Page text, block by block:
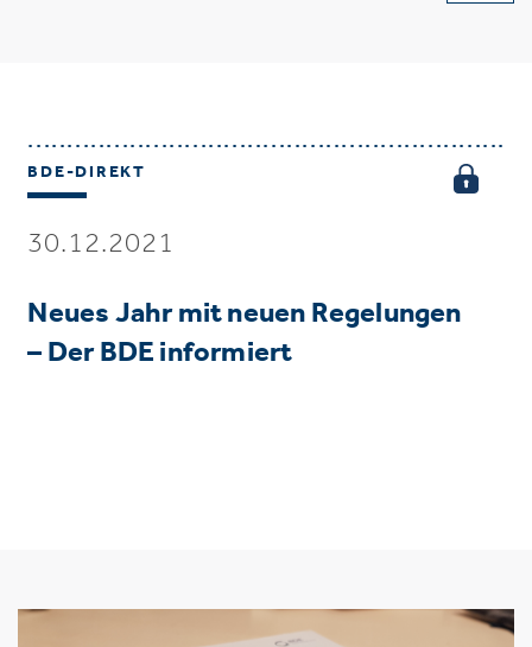
BDE-DIREKT
30.12.2021
Neues Jahr mit neuen Regelungen
– Der BDE informiert